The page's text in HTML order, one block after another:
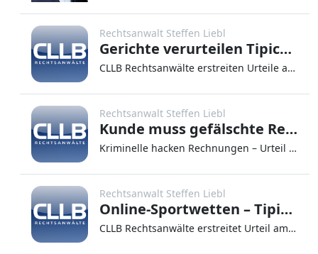
Rechtsanwalt Steffen Liebl
Gerichte verurteilen Tipico zur Rückzahlung
CLLB Rechtsanwälte erstreiten Urteile an Landgerichten Bielefeld, Saarbrücken und Ingolstadt München
Rechtsanwalt Steffen Liebl
Kunde muss gefälschte Rechnung nicht doppelt zahlen
Kriminelle hacken Rechnungen – Urteil des OLG Schleswig Berlin, München 20.02.2025. Cyber-Kriminelle fin
Rechtsanwalt Steffen Liebl
Online-Sportwetten – Tipico muss Verlust erstatten
CLLB Rechtsanwälte erstreitet Urteil am LG Lüneburg München, 05.02.2025. Rund 55.200 Euro hatte ein